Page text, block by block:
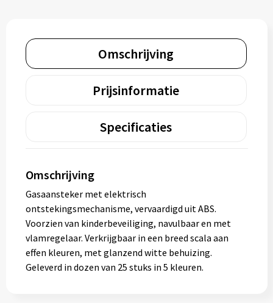
Omschrijving
Prijsinformatie
Specificaties
Omschrijving
Gasaansteker met elektrisch
ontstekingsmechanisme, vervaardigd uit ABS.
Voorzien van kinderbeveiliging, navulbaar en met
vlamregelaar. Verkrijgbaar in een breed scala aan
effen kleuren, met glanzend witte behuizing.
Geleverd in dozen van 25 stuks in 5 kleuren.